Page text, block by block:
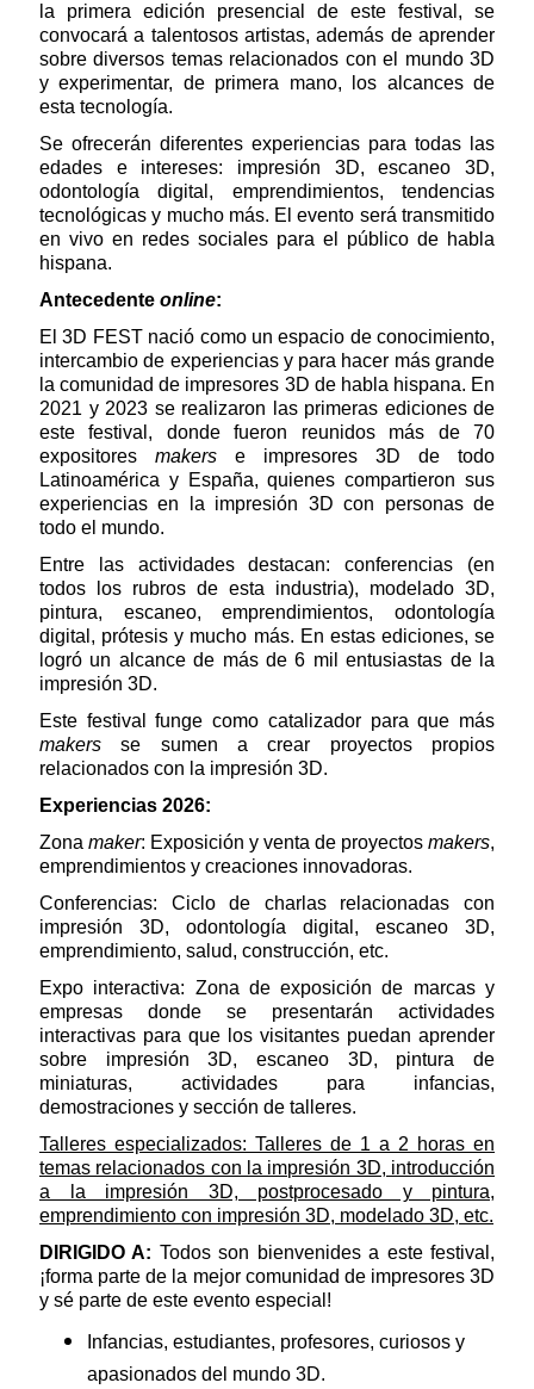
la primera edición presencial de este festival, se
convocará a talentosos artistas, además de aprender
sobre diversos temas relacionados con el mundo 3D
y experimentar, de primera mano, los alcances de
esta tecnología.
Se ofrecerán diferentes experiencias para todas las
edades e intereses: impresión 3D, escaneo 3D,
odontología digital, emprendimientos, tendencias
tecnológicas y mucho más. El evento será transmitido
en vivo en redes sociales para el público de habla
hispana.
Antecedente online:
El 3D FEST nació como un espacio de conocimiento,
intercambio de experiencias y para hacer más grande
la comunidad de impresores 3D de habla hispana. En
2021 y 2023 se realizaron las primeras ediciones de
este festival, donde fueron reunidos más de 70
expositores makers e impresores 3D de todo
Latinoamérica y España, quienes compartieron sus
experiencias en la impresión 3D con personas de
todo el mundo.
Entre las actividades destacan: conferencias (en
todos los rubros de esta industria), modelado 3D,
pintura, escaneo, emprendimientos, odontología
digital, prótesis y mucho más. En estas ediciones, se
logró un alcance de más de 6 mil entusiastas de la
impresión 3D.
Este festival funge como catalizador para que más
makers se sumen a crear proyectos propios
relacionados con la impresión 3D.
Experiencias 2026:
Zona maker: Exposición y venta de proyectos makers,
emprendimientos y creaciones innovadoras.
Conferencias: Ciclo de charlas relacionadas con
impresión 3D, odontología digital, escaneo 3D,
emprendimiento, salud, construcción, etc.
Expo interactiva: Zona de exposición de marcas y
empresas donde se presentarán actividades
interactivas para que los visitantes puedan aprender
sobre impresión 3D, escaneo 3D, pintura de
miniaturas, actividades para infancias,
demostraciones y sección de talleres.
Talleres especializados: Talleres de 1 a 2 horas en
temas relacionados con la impresión 3D, introducción
a la impresión 3D, postprocesado y pintura,
emprendimiento con impresión 3D, modelado 3D, etc.
DIRIGIDO A: Todos son bienvenides a este festival,
¡forma parte de la mejor comunidad de impresores 3D
y sé parte de este evento especial!
Infancias, estudiantes, profesores, curiosos y
apasionados del mundo 3D.